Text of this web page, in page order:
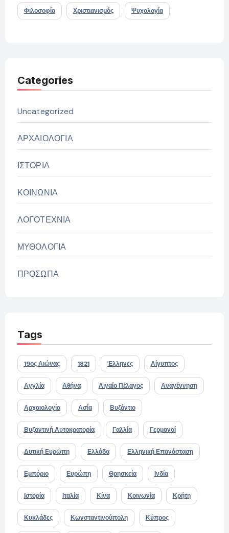
Φιλοσοφία Χριστιανισμός Ψυχολογία
Categories
Uncategorized
ΑΡΧΑΙΟΛΟΓΙΑ
ΙΣΤΟΡΙΑ
ΚΟΙΝΩΝΙΑ
ΛΟΓΟΤΕΧΝΙΑ
ΜΥΘΟΛΟΓΙΑ
ΠΡΟΣΩΠΑ
Tags
19ος Αιώνας 1821 Έλληνες Αίγυπτος
Αγγλία Αθήνα Αιγαίο Πέλαγος Αναγέννηση
Αρχαιολογία Ασία Βυζάντιο
Βυζαντινή Αυτοκρατορία Γαλλία Γερμανοί
Δυτική Ευρώπη Ελλάδα Ελληνική Επανάσταση
Εμπόριο Ευρώπη Θρησκεία Ινδία
Ιστορία Ιταλία Κίνα Κοινωνία Κρήτη
Κυκλάδες Κωνσταντινούπολη Κύπρος